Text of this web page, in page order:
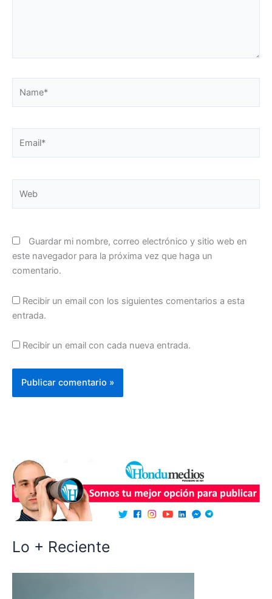
Guardar mi nombre, correo electrónico y sitio web en
este navegador para la próxima vez que haga un
comentario.
Recibir un email con los siguientes comentarios a esta
entrada.
Recibir un email con cada nueva entrada.
Lo + Reciente